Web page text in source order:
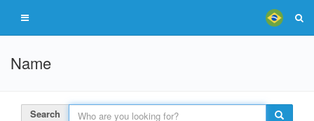
Name
Search